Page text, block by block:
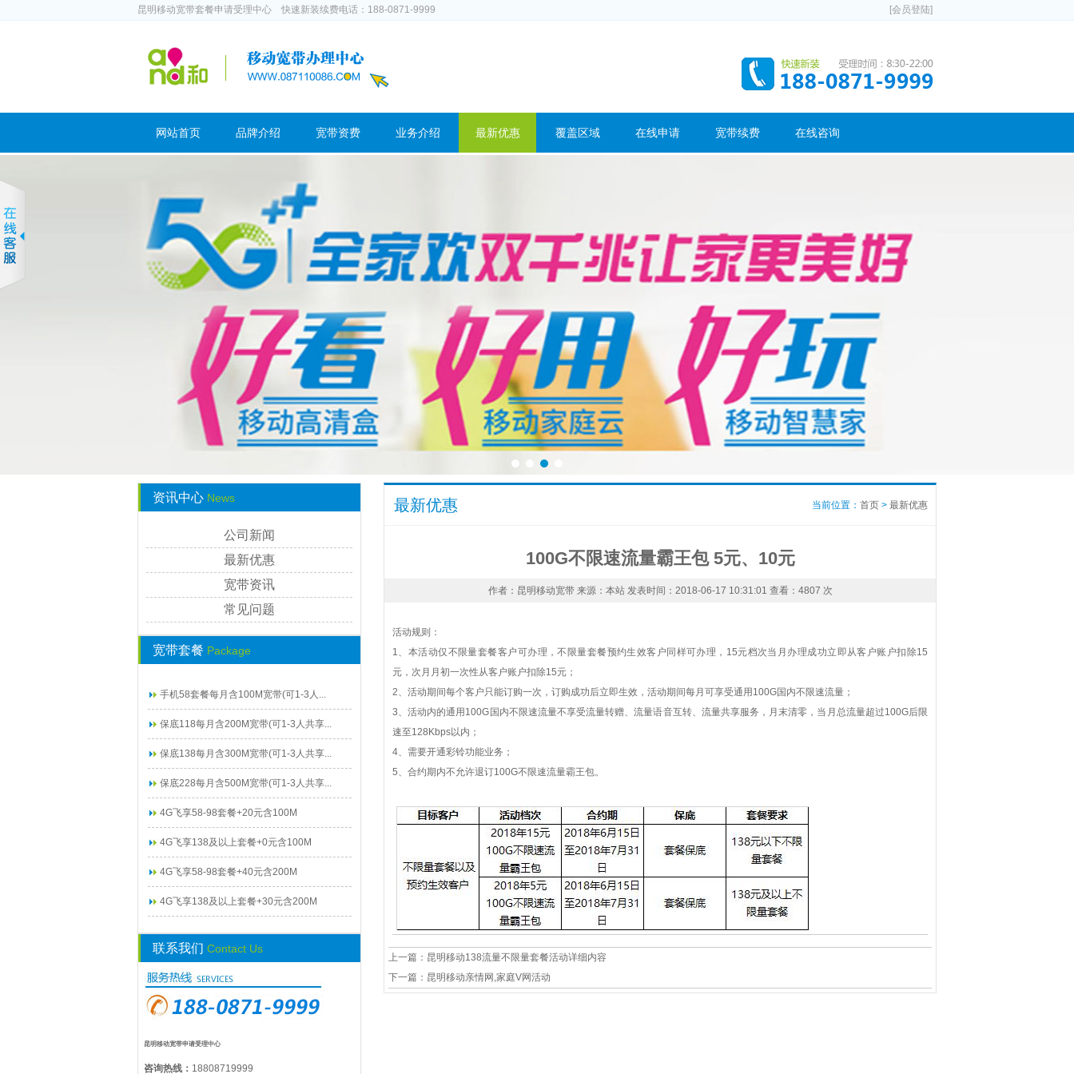
昆明移动宽带套餐申请受理中心 快速新装续费电话：188-0871-9999 [会员登陆]
网站首页 品牌介绍 宽带资费 业务介绍 最新优惠 覆盖区域 在线申请 宽带续费 在线咨询
1 2 3
资讯中心 News
公司新闻
最新优惠
宽带资讯
常见问题
宽带套餐 Package
手机58套餐每月含100M宽带(可1-3人...
保底118每月含200M宽带(可1-3人共享...
保底138每月含300M宽带(可1-3人共享...
保底228每月含500M宽带(可1-3人共享...
4G飞享58-98套餐+20元含100M
4G飞享138及以上套餐+0元含100M
4G飞享58-98套餐+40元含200M
4G飞享138及以上套餐+30元含200M
联系我们 Contact Us
昆明移动宽带申请受理中心
咨询热线： 18808719999
最新优惠 当前位置： 首页 > 最新优惠
100G不限速流量霸王包 5元、10元
作者：昆明移动宽带 来源：本站 发表时间：2018-06-17 10:31:01 查看： 4807 次
活动规则：
1、本活动仅不限量套餐客户可办理，不限量套餐预约生效客户同样可办理，15元档次当月办理成功立即从客户账户扣除15
元，次月月初一次性从客户账户扣除15元；
2、活动期间每个客户只能订购一次，订购成功后立即生效，活动期间每月可享受通用100G国内不限速流量；
3、活动内的通用100G国内不限速流量不享受流量转赠、流量语音互转、流量共享服务，月末清零，当月总流量超过100G后限
速至128Kbps以内；
4、需要开通彩铃功能业务；
5、合约期内不允许退订100G不限速流量霸王包。
上一篇： 昆明移动138流量不限量套餐活动详细内容
下一篇： 昆明移动亲情网,家庭V网活动